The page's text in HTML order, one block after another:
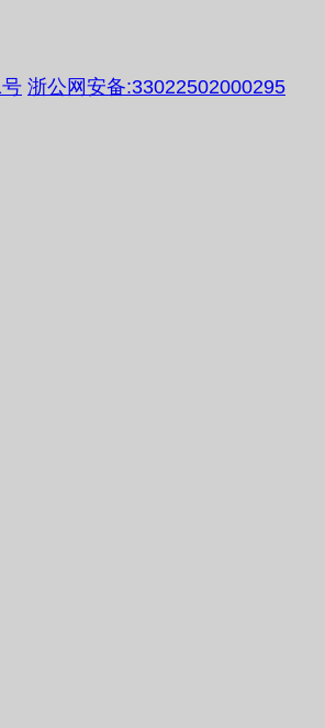
浙公网安备:33022502000295